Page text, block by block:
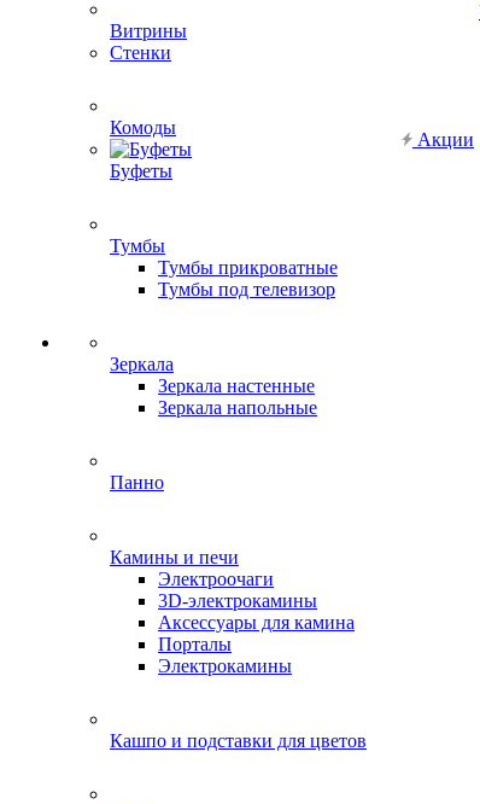
Витрины
Стенки
Комоды
Буфеты
Тумбы
Тумбы прикроватные
Тумбы под телевизор
Зеркала
Зеркала настенные
Зеркала напольные
Панно
Камины и печи
Электроочаги
3D-электрокамины
Аксессуары для камина
Порталы
Электрокамины
Кашпо и подставки для цветов
Акции